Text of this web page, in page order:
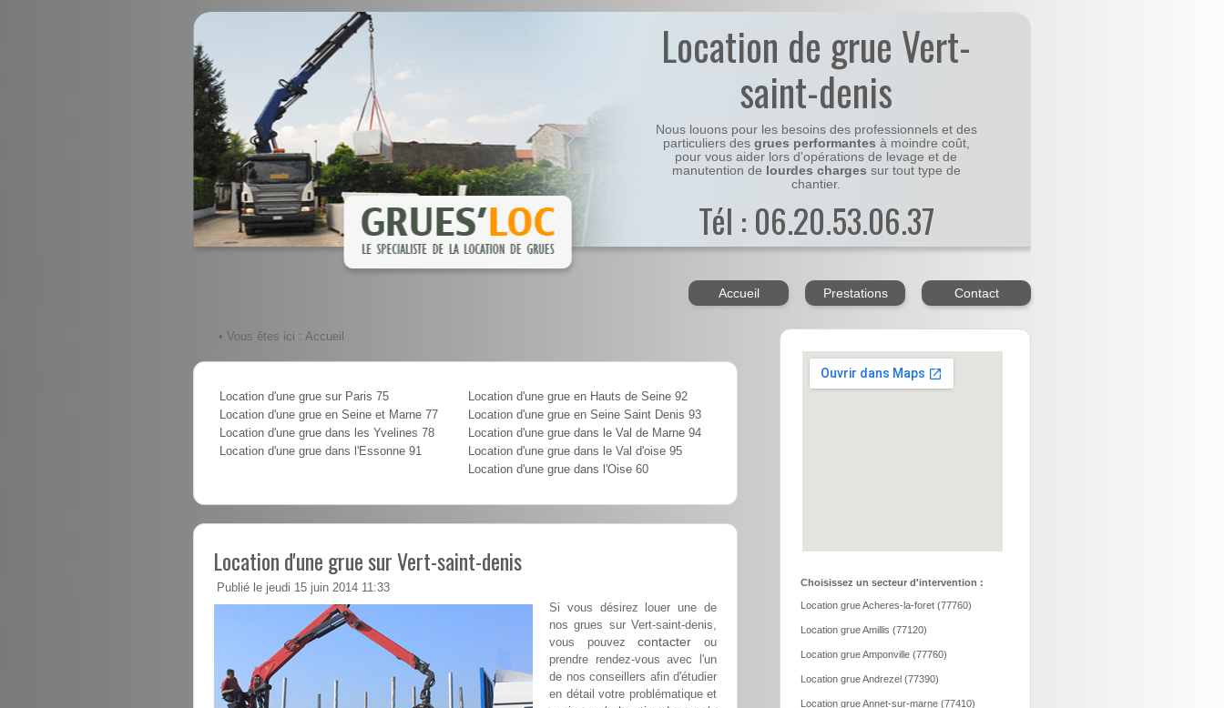
Location de grue Vert-
saint-denis
Nous louons pour les besoins des professionnels et des
particuliers des grues performantes à moindre coût,
pour vous aider lors d'opérations de levage et de
manutention de lourdes charges sur tout type de
chantier.
Tél : 06.20.53.06.37
Accueil Prestations Contact
• Vous êtes ici : Accueil
Location d'une grue sur Paris 75
Location d'une grue en Seine et Marne 77
Location d'une grue dans les Yvelines 78
Location d'une grue dans l'Essonne 91
Location d'une grue en Hauts de Seine 92
Location d'une grue en Seine Saint Denis 93
Location d'une grue dans le Val de Marne 94
Location d'une grue dans le Val d'oise 95
Location d'une grue dans l'Oise 60
Location d'une grue sur Vert-saint-denis
Publié le jeudi 15 juin 2014 11:33
Si vous désirez louer une de
nos grues sur Vert-saint-denis,
vous pouvezcontacter ou
prendre rendez-vous avec l'un
de nos conseillers afin d'étudier
en détail votre problématique et
Choisissez un secteur d'intervention :
Location grue Acheres-la-foret (77760)
Location grue Amillis (77120)
Location grue Amponville (77760)
Location grue Andrezel (77390)
Location grue Annet-sur-marne (77410)